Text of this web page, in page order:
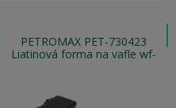
PETROMAX PET-730423
Liatinová forma na vafle wf-